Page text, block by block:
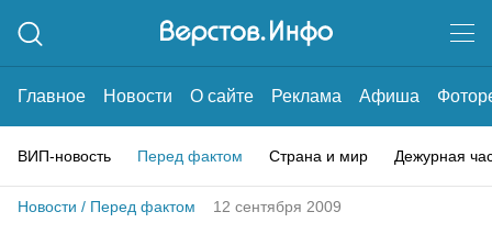
Главное Новости О сайте Реклама Афиша
ВИП-новость Перед фактом Страна и мир Дежурная
Новости / Перед фактом 12 сентября 2009